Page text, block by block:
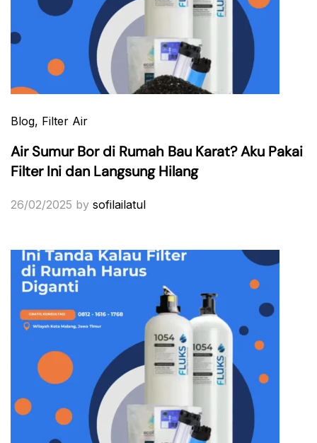
Blog, Filter Air
Air Sumur Bor di Rumah Bau Karat? Aku Pakai
Filter Ini dan Langsung Hilang
26/02/2025 by sofilailatul